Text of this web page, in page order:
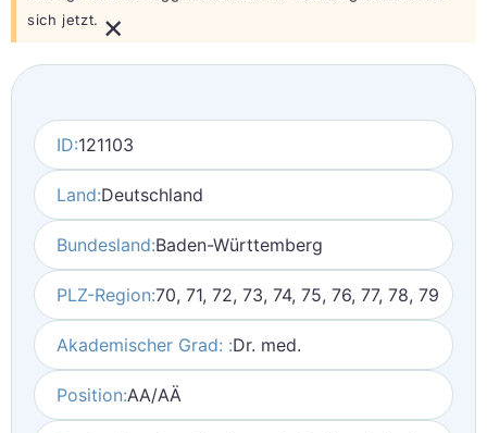
sich jetzt. ×
ID:121103
Land:Deutschland
Bundesland:Baden-Württemberg
PLZ-Region:70, 71, 72, 73, 74, 75, 76, 77, 78, 79
Akademischer Grad: :Dr. med.
Position:AA/AÄ